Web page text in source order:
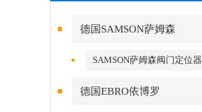
德国SAMSON萨姆森
SAMSON萨姆森阀门定位器
德国EBRO依博罗